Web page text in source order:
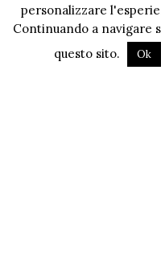
personalizzare
Continuando a navigare
questo sito.
Ok